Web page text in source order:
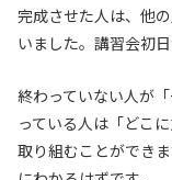
完成させた人は、他
いました。講習会初
終わっていない人が
っている人は「どこ
取り組むことができ